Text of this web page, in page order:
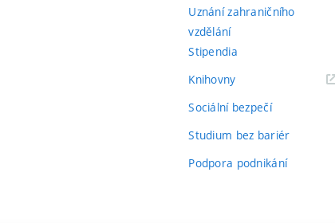
Uznání zahraničního
vzdělání
Stipendia
Knihovny(externí
Sociální bezpečí
Studium bez bariér
Podpora podnikání